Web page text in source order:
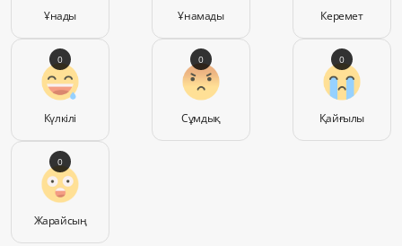
Ұнады Ұнамады Керемет
Күлкілі
0
Сұмдық
0
Қайғылы
0
Жарайсың
0